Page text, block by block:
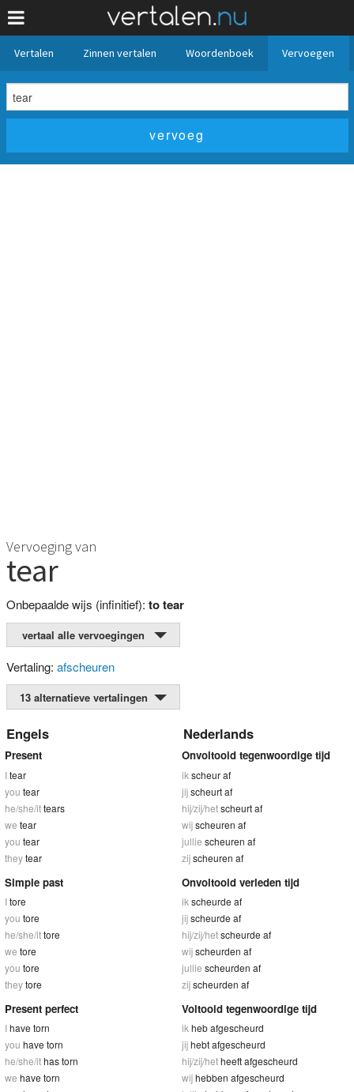
Vertalen Zinnen vertalen Woordenboek Vervoegen
Vervoeging van
tear
Onbepaalde wijs (infinitief): to tear
vertaal alle vervoegingen
Vertaling: afscheuren
13 alternatieve vertalingen
Engels Nederlands
Present
Itear
you tear
he/she/ittears
we tear
you tear
theytear
Onvoltooid tegenwoordige tijd
ik scheur af
jijscheurt af
hij/zij/hetscheurt af
wijscheuren af
jullie scheuren af
zijscheuren af
Simple past
Itore
you tore
he/she/ittore
we tore
you tore
theytore
Onvoltooid verleden tijd
ik scheurde af
jijscheurde af
hij/zij/hetscheurde af
wijscheurden af
jullie scheurden af
zijscheurden af
Present perfect
Ihave torn
you have torn
he/she/ithas torn
we have torn
Voltooid tegenwoordige tijd
ikheb afgescheurd
jijhebt afgescheurd
hij/zij/hetheeft afgescheurd
wijhebben afgescheurd